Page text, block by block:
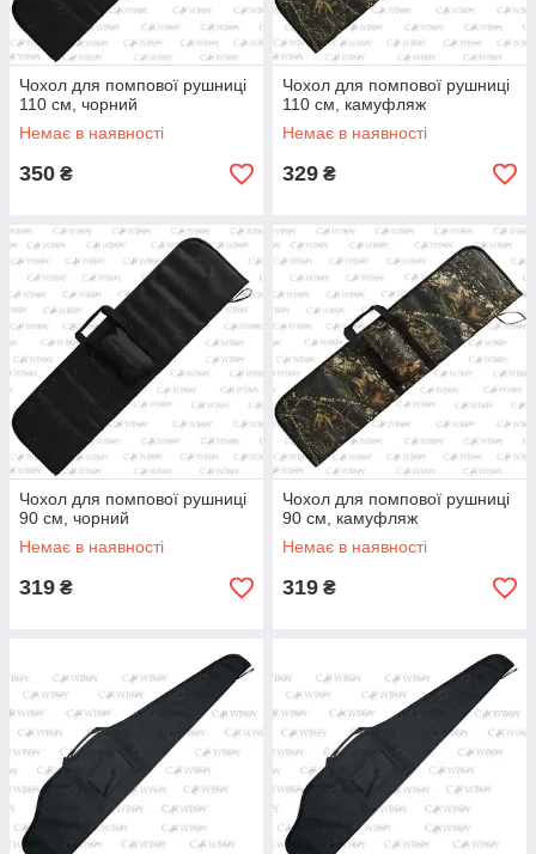
Чохол для помпової рушниці
110 см, чорний
Немає в наявності
350 ₴
Чохол для помпової рушниці
110 см, камуфляж
Немає в наявності
329 ₴
Чохол для помпової рушниці
90 см, чорний
Немає в наявності
319 ₴
Чохол для помпової рушниці
90 см, камуфляж
Немає в наявності
319 ₴